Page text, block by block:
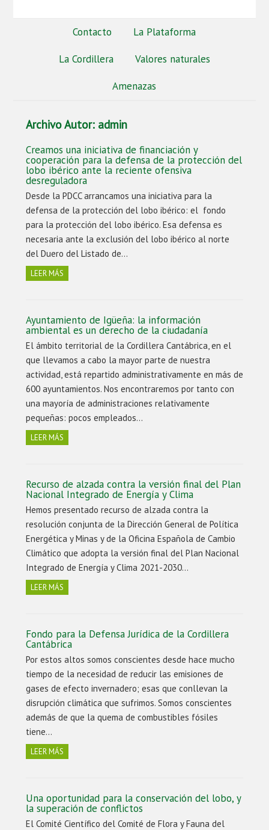
Contacto La Plataforma
La Cordillera Valores naturales
Amenazas
Archivo Autor: admin
Creamos una iniciativa de financiación y
cooperación para la defensa de la protección del
lobo ibérico ante la reciente ofensiva
desreguladora
Desde la PDCC arrancamos una iniciativa para la
defensa de la protección del lobo ibérico: el fondo
para la protección del lobo ibérico. Esa defensa es
necesaria ante la exclusión del lobo ibérico al norte
del Duero del Listado de…
LEER MÁS
Ayuntamiento de Igüeña: la información
ambiental es un derecho de la ciudadanía
El ámbito territorial de la Cordillera Cantábrica, en el
que llevamos a cabo la mayor parte de nuestra
actividad, está repartido administrativamente en más de
600 ayuntamientos. Nos encontraremos por tanto con
una mayoría de administraciones relativamente
pequeñas: pocos empleados…
LEER MÁS
Recurso de alzada contra la versión final del Plan
Nacional Integrado de Energía y Clima
Hemos presentado recurso de alzada contra la
resolución conjunta de la Dirección General de Política
Energética y Minas y de la Oficina Española de Cambio
Climático que adopta la versión final del Plan Nacional
Integrado de Energía y Clima 2021-2030…
LEER MÁS
Fondo para la Defensa Jurídica de la Cordillera
Cantábrica
Por estos altos somos conscientes desde hace mucho
tiempo de la necesidad de reducir las emisiones de
gases de efecto invernadero; esas que conllevan la
disrupción climática que sufrimos. Somos conscientes
además de que la quema de combustibles fósiles
tiene…
LEER MÁS
Una oportunidad para la conservación del lobo, y
la superación de conflictos
El Comité Científico del Comité de Flora y Fauna del